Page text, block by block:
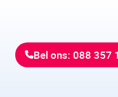
Bel ons: 088 357